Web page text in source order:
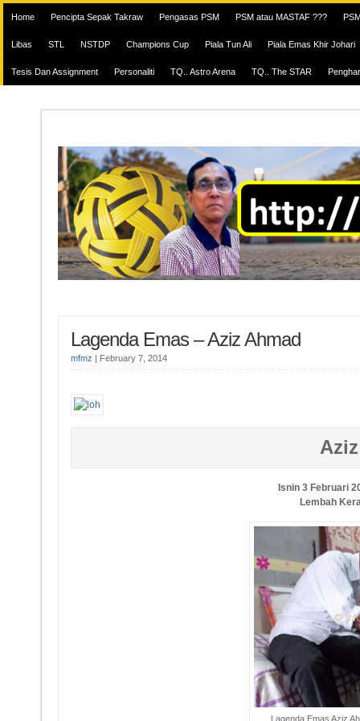
Home Pencipta Sepak Takraw Pengasas PSM PSM atau MASTAF ???
Libas STL NSTDP Champions Cup Piala Tun Ali Piala Emas Khir Johari
Tesis Dan Assignment Personaliti TQ.. Astro Arena TQ.. The STAR
Lagenda Emas – Aziz Ahmad
mfmz | February 7, 2014
Isnin 3 Februari
Lembah
Lagenda Emas Aziz